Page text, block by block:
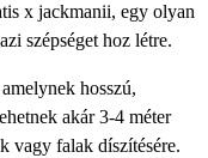
x jackmanii, egy olyan
szépséget hoz létre.
hosszú,
akár 3-4 méter
vagy falak díszítésére.